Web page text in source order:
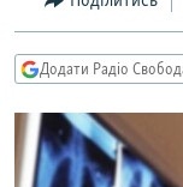
Перейти
до
пошуку
СУСПІЛЬСТВО
КУЛЬТУРА
СПОРТ
УКРАЇНА
ДОНБАС.РЕАЛІЇ
КРИМ.РЕАЛІЇ
ТИ ЯК?
СХЕМИ
Додати Радіо